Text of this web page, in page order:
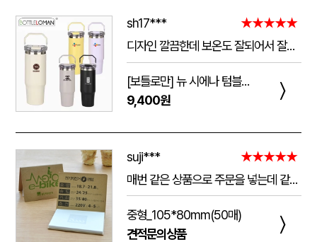
sh17***
★★★★★
디자인 깔끔한데 보온도 잘되어서 잘쓰고 있습니다 선물용으로 좋네요 하단에 실리콘 밀림방지 없는건 좀 아쉽네요
[보틀로만] 뉴 시에나 텀블러 900ml
9,400원
〉
suji***
★★★★★
매번 같은 상품으로 주문을 넣는데 같은 품질로 받을 수 있어서 좋습니다. 배송 기간도 적당히 잘오는거 같아요. 앞으로도 계속 이용할꺼 같습니다. 지금과 같은 품질로 유지해주세요!!
중형_105*80mm(50매)
견적문의상품
〉